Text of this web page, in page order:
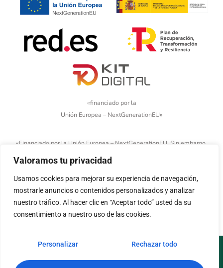
Valoramos tu privacidad
Usamos cookies para mejorar su experiencia de navegación,
mostrarle anuncios o contenidos personalizados y analizar
nuestro tráfico. Al hacer clic en “Aceptar todo” usted da su
consentimiento a nuestro uso de las cookies.
Personalizar Rechazar todo
«financiado por la
Unión Europea – NextGenerationEU»
«Financiado por la Unión Europea – NextGenerationEU. Sin embargo,
los puntos de vista y las opiniones expresadas son únicamente los
del autor o autores y no reflejan necesariamente los de la Unión
Europea o la Comisión Europea. Ni la Unión Europea ni la Comisión
Europea pueden ser consideradas responsables de las mismas»